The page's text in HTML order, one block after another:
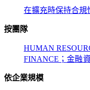
在擴充時保持合規
按團隊​​
HUMAN
FINANCE；金融​​
依企業規模​​